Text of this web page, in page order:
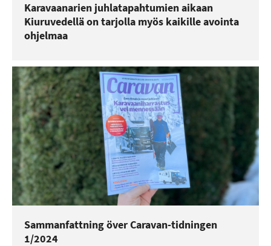
Karavaanarien juhlatapahtumien aikaan
Kiuruvedellä on tarjolla myös kaikille avointa
ohjelmaa
Sammanfattning över Caravan-tidningen
1/2024